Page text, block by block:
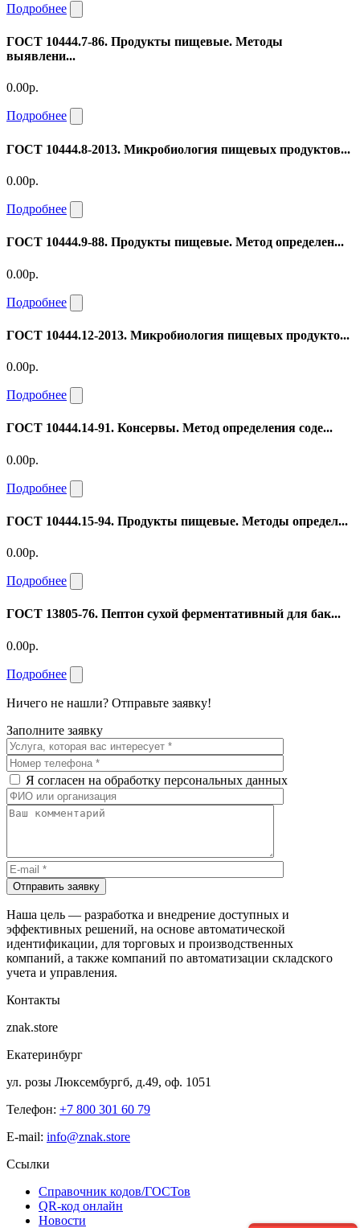
Подробнее
ГОСТ 10444.7-86. Продукты пищевые. Методы
выявлени...
0.00р.
Подробнее
ГОСТ 10444.8-2013. Микробиология пищевых продуктов...
0.00р.
Подробнее
ГОСТ 10444.9-88. Продукты пищевые. Метод определен...
0.00р.
Подробнее
ГОСТ 10444.12-2013. Микробиология пищевых продукто...
0.00р.
Подробнее
ГОСТ 10444.14-91. Консервы. Метод определения соде...
0.00р.
Подробнее
ГОСТ 10444.15-94. Продукты пищевые. Методы определ...
0.00р.
Подробнее
ГОСТ 13805-76. Пептон сухой ферментативный для бак...
0.00р.
Подробнее
Ничего не нашли? Отправьте заявку!
Заполните заявку
Я согласен на обработку персональных данных
Отправить заявку
Наша цель — разработка и внедрение доступных и
эффективных решений, на основе автоматической
идентификации, для торговых и производственных
компаний, а также компаний по автоматизации складского
учета и управления.
Контакты
znak.store
Екатеринбург
ул. розы Люксембургб, д.49, оф. 1051
Телефон: +7 800 301 60 79
E-mail: info@znak.store
Ссылки
Справочник кодов/ГОСТов
QR-код онлайн
Новости